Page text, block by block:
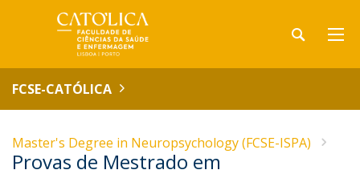
FCSE-CATÓLICA
Master's Degree in Neuropsychology (FCSE-ISPA)
Provas de Mestrado em